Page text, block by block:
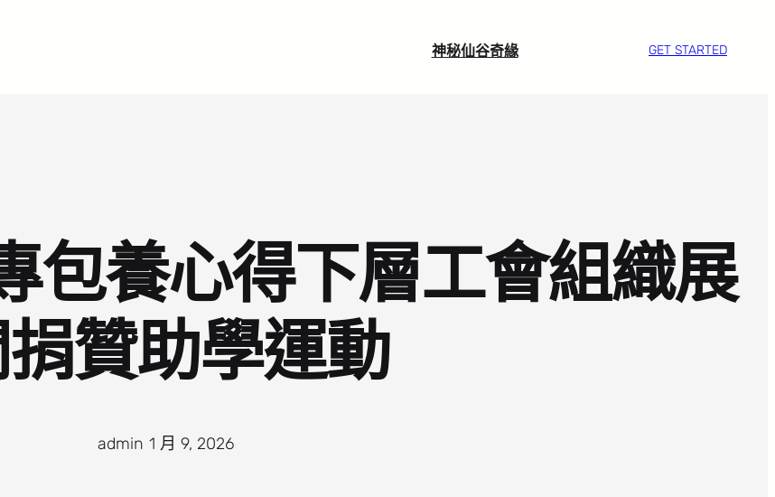
神秘仙谷奇緣 GET STARTED
包養心得下層工會組織展
贊助學運動
admin 1 月 9, 2026·